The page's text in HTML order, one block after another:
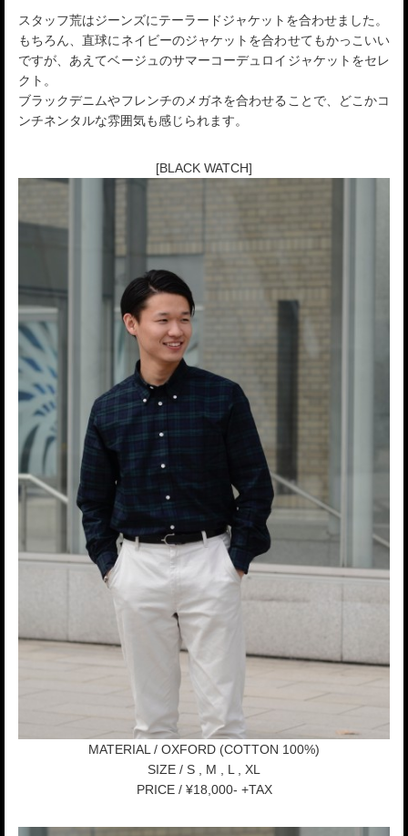
スタッフ荒はジーンズにテーラードジャケットを合わせました。
もちろん、直球にネイビーのジャケットを合わせてもかっこいい
ですが、あえてベージュのサマーコーデュロイジャケットをセレ
クト。
ブラックデニムやフレンチのメガネを合わせることで、どこかコ
ンチネンタルな雰囲気も感じられます。
[BLACK WATCH]
MATERIAL / OXFORD (COTTON 100%)
SIZE / S , M , L , XL
PRICE / ¥18,000- +TAX